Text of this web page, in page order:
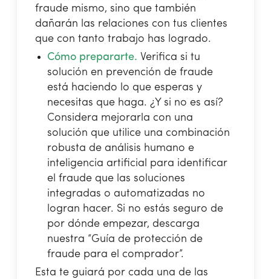
fraude mismo, sino que también
dañarán las relaciones con tus clientes
que con tanto trabajo has logrado.
Cómo prepararte. Verifica si tu
solución en prevención de fraude
está haciendo lo que esperas y
necesitas que haga. ¿Y si no es así?
Considera mejorarla con una
solución que utilice una combinación
robusta de análisis humano e
inteligencia artificial para identificar
el fraude que las soluciones
integradas o automatizadas no
logran hacer. Si no estás seguro de
por dónde empezar, descarga
nuestra “Guía de protección de
fraude para el comprador”.
Esta te guiará por cada una de las